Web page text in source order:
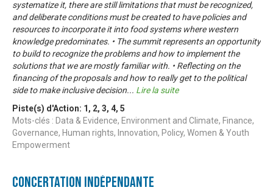
systematize it, there are still limitations that must be recognized,
and deliberate conditions must be created to have policies and
resources to incorporate it into food systems where western
knowledge predominates. • The summit represents an opportunity
to build to recognize the problems and how to implement the
solutions that we are mostly familiar with. • Reflecting on the
financing of the proposals and how to really get to the political
side to make inclusive decision... Lire la suite
Piste(s) d'Action: 1 , 2, 3, 4, 5
Mots-clés : Data & Evidence, Environment and Climate, Finance,
Governance, Human rights, Innovation, Policy, Women & Youth
Empowerment
Concertation Indépendante